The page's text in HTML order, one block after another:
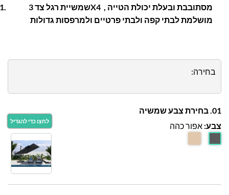
שמשיית רגל צד 3X4 מסתובבת ובעלת יכולת הטייה ,
מושלמת לבתי קפה ולבתי פרטיים ולמרפסות גדולות
בחירה:
01. בחירת צבע שמשיה
צבע: אפור כהה